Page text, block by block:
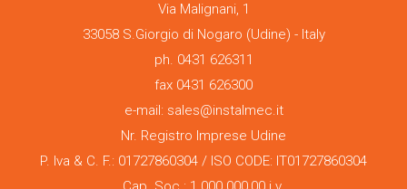
Via Malignani, 1
33058 S.Giorgio di Nogaro (Udine) - Italy
ph. 0431 626311
fax 0431 626300
e-mail: sales@instalmec.it
Nr. Registro Imprese Udine
P. Iva & C. F.: 01727860304 / ISO CODE: IT01727860304